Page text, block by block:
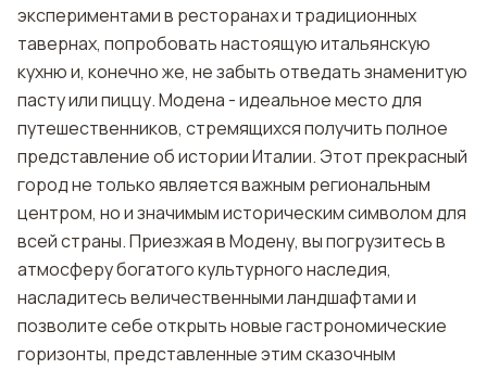
экспериментами в ресторанах и традиционных
тавернах, попробовать настоящую итальянскую
кухню и, конечно же, не забыть отведать знаменитую
пасту или пиццу. Модена - идеальное место для
путешественников, стремящихся получить полное
представление об истории Италии. Этот прекрасный
город не только является важным региональным
центром, но и значимым историческим символом для
всей страны. Приезжая в Модену, вы погрузитесь в
атмосферу богатого культурного наследия,
насладитесь величественными ландшафтами и
позволите себе открыть новые гастрономические
горизонты, представленные этим сказочным